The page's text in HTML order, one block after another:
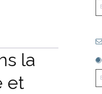
la
et